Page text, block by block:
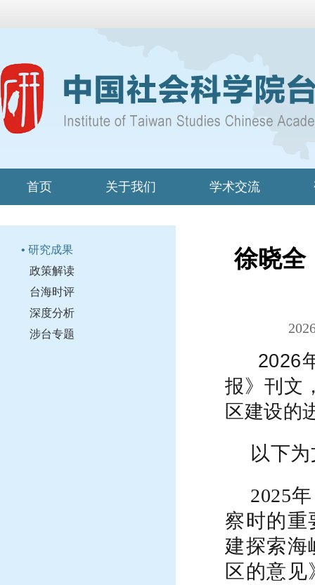
首页 关于我们 学术交流
• 研究成果
政策解读
台海时评
深度分析
涉台专题
徐晓全
2026年
报》刊文
区建设的
以下
2025
察时的重
建探索海
区的意